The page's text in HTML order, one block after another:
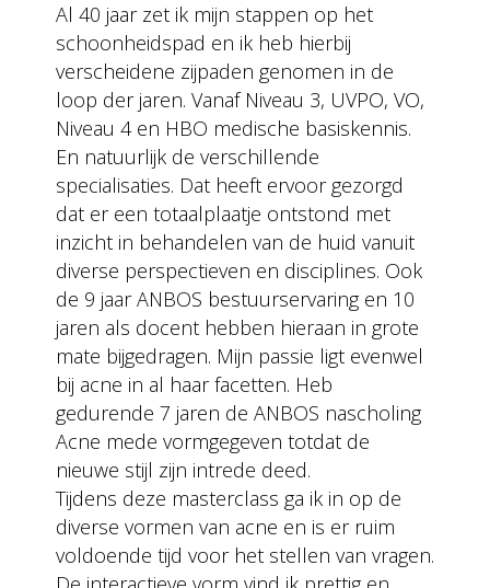
Al 40 jaar zet ik mijn stappen op het
schoonheidspad en ik heb hierbij
verscheidene zijpaden genomen in de
loop der jaren. Vanaf Niveau 3, UVPO, VO,
Niveau 4 en HBO medische basiskennis.
En natuurlijk de verschillende
specialisaties. Dat heeft ervoor gezorgd
dat er een totaalplaatje ontstond met
inzicht in behandelen van de huid vanuit
diverse perspectieven en disciplines. Ook
de 9 jaar ANBOS bestuurservaring en 10
jaren als docent hebben hieraan in grote
mate bijgedragen. Mijn passie ligt evenwel
bij acne in al haar facetten. Heb
gedurende 7 jaren de ANBOS nascholing
Acne mede vormgegeven totdat de
nieuwe stijl zijn intrede deed.
Tijdens deze masterclass ga ik in op de
diverse vormen van acne en is er ruim
voldoende tijd voor het stellen van vragen.